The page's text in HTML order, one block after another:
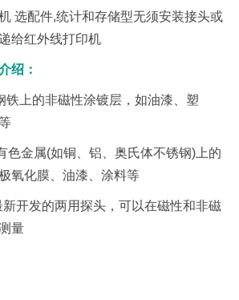
选配件,统计和存储型无须安装接头或
给红外线打印机
绍：
铁上的非磁性涂镀层，如油漆、塑
色金属(如铜、铝、奥氏体不锈钢)上的
氧化膜、油漆、涂料等
新开发的两用探头，可以在磁性和非磁
量